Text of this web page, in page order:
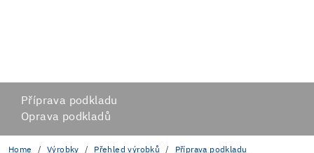
Příprava podkladu
Oprava podkladů
Home Výrobky Přehled výrobků
Příprava podkladu